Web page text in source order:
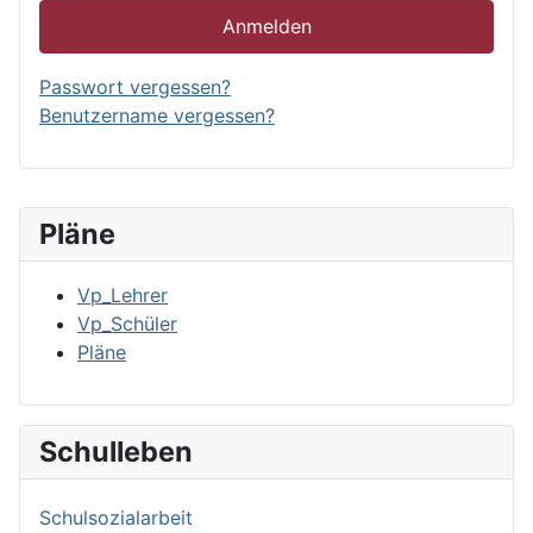
Pläne
Vp_Lehrer
Vp_Schüler
Pläne
Schulleben
Schulsozialarbeit
Anmelden
Passwort vergessen?
Benutzername vergessen?